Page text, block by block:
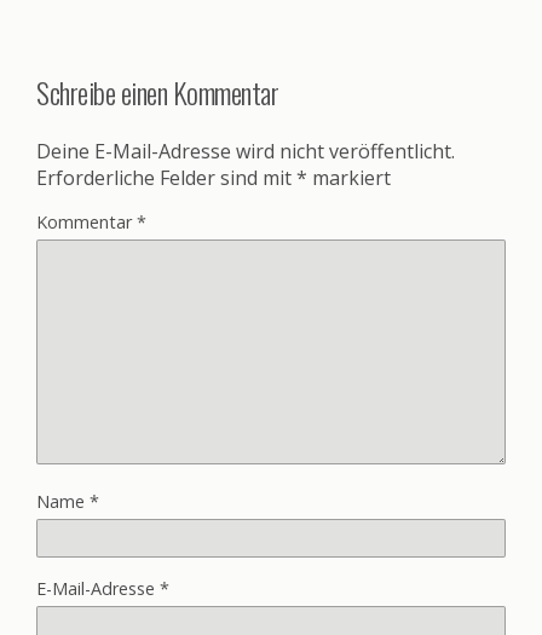
Schreibe einen Kommentar
Deine E-Mail-Adresse wird nicht veröffentlicht.
Erforderliche Felder sind mit* markiert
Kommentar*
Name *
E-Mail-Adresse *